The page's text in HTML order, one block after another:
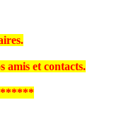
amis et contacts.